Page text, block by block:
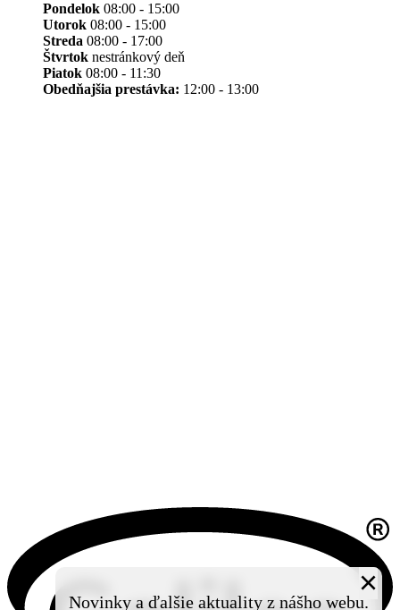
Novinky a ďalšie aktuality z nášho webu.
×
Pondelok 08:00 - 15:00
Utorok 08:00 - 15:00
Streda 08:00 - 17:00
Štvrtok nestránkový deň
Piatok 08:00 - 11:30
Obedňajšia prestávka: 12:00 - 13:00